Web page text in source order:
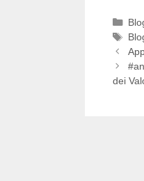
Tag
dei